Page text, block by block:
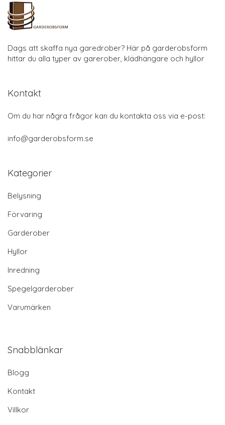
Dags att skaffa nya garedrober? Här på garderobsform
hittar du alla typer av garerober, klädhängare och hyllor
Kontakt
Om du har några frågor kan du kontakta oss via e-post:
info@garderobsform.se
Kategorier
Belysning
Förvaring
Garderober
Hyllor
Inredning
Spegelgarderober
Varumärken
Snabblänkar
Blogg
Kontakt
Villkor